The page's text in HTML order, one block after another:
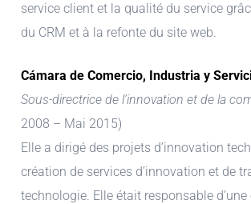
service client et la qualité du service
du CRM et à la refonte du site web.
Cámara de Comercio, Industria y
Sous-directrice de l’innovation et de la
2008 – Mai 2015)
Elle a dirigé des projets d’innovation
création de services d’innovation et de
technologie. Elle était responsable d’une